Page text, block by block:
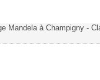
Mandela à Champigny -